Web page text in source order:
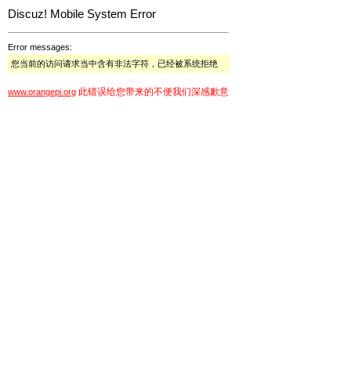
Discuz! Mobile System Error
Error messages:
您当前的访问请求当中含有非法字符，已经被系统拒绝
www.orangepi.org 此错误给您带来的不便我们深感歉意